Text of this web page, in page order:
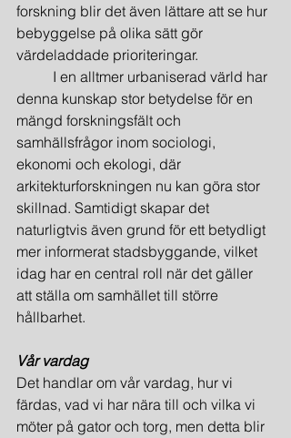
forskning blir det även lättare att se hur
bebyggelse på olika sätt gör
värdeladdade prioriteringar.
denna kunskap stor betydelse för en
mängd forskningsfält och
samhällsfrågor inom sociologi,
ekonomi och ekologi, där
arkitekturforskningen nu kan göra stor
skillnad. Samtidigt skapar det
naturligtvis även grund för ett betydligt
mer informerat stadsbyggande, vilket
idag har en central roll när det gäller
att ställa om samhället till större
hållbarhet.
Vår vardag
Det handlar om vår vardag, hur vi
färdas, vad vi har nära till och vilka vi
möter på gator och torg, men detta blir